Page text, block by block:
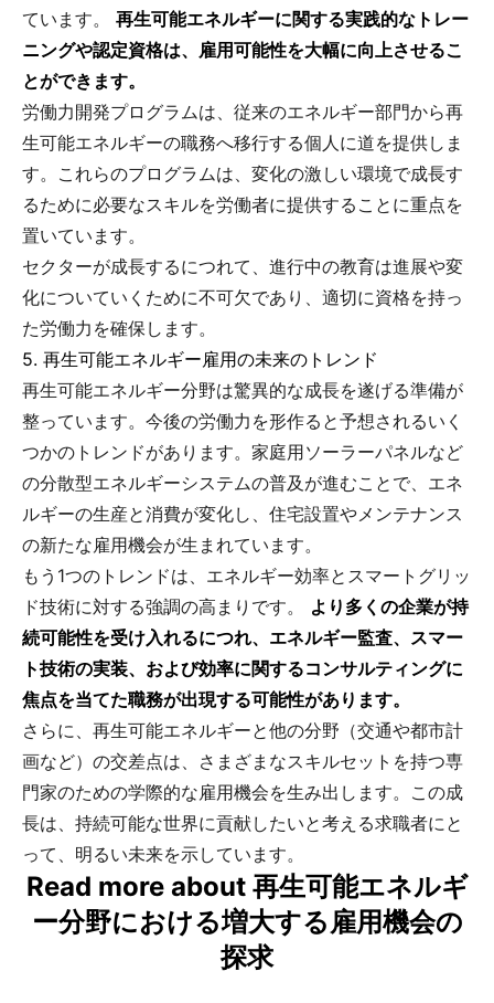
ています。 再生可能エネルギーに関する実践的なトレー
ニングや認定資格は、雇用可能性を大幅に向上させるこ
とができます。
労働力開発プログラムは、従来のエネルギー部門から再
生可能エネルギーの職務へ移行する個人に道を提供しま
す。これらのプログラムは、変化の激しい環境で成長す
るために必要なスキルを労働者に提供することに重点を
置いています。
セクターが成長するにつれて、進行中の教育は進展や変
化についていくために不可欠であり、適切に資格を持っ
た労働力を確保します。
5. 再生可能エネルギー雇用の未来のトレンド
再生可能エネルギー分野は驚異的な成長を遂げる準備が
整っています。今後の労働力を形作ると予想されるいく
つかのトレンドがあります。家庭用ソーラーパネルなど
の分散型エネルギーシステムの普及が進むことで、エネ
ルギーの生産と消費が変化し、住宅設置やメンテナンス
の新たな雇用機会が生まれています。
もう1つのトレンドは、エネルギー効率とスマートグリッ
ド技術に対する強調の高まりです。 より多くの企業が持
続可能性を受け入れるにつれ、エネルギー監査、スマー
ト技術の実装、および効率に関するコンサルティングに
焦点を当てた職務が出現する可能性があります。
さらに、再生可能エネルギーと他の分野（交通や都市計
画など）の交差点は、さまざまなスキルセットを持つ専
門家のための学際的な雇用機会を生み出します。この成
長は、持続可能な世界に貢献したいと考える求職者にと
って、明るい未来を示しています。
Read more about 再生可能エネルギ
ー分野における増大する雇用機会の
探求